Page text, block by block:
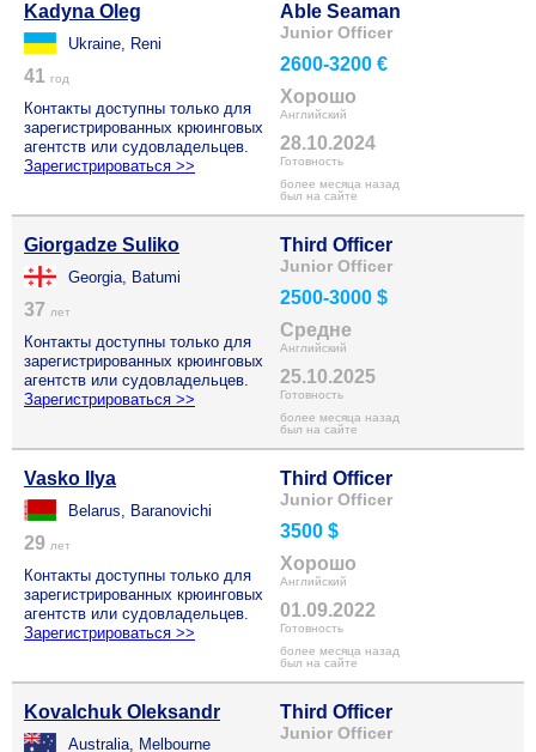
Kadyna Oleg
Ukraine, Reni
41 год
Контакты доступны только для
зарегистрированных крюинговых
агентств или судовладельцев.
Зарегистрироваться >>
Able Seaman
Junior Officer
2600-3200 €
Хорошо
Английский
28.10.2024
Готовность
более месяца назад
был на сайте
Giorgadze Suliko
Georgia, Batumi
37 лет
Контакты доступны только для
зарегистрированных крюинговых
агентств или судовладельцев.
Зарегистрироваться >>
Third Officer
Junior Officer
2500-3000 $
Средне
Английский
25.10.2025
Готовность
более месяца назад
был на сайте
Vasko Ilya
Belarus, Baranovichi
29 лет
Контакты доступны только для
зарегистрированных крюинговых
агентств или судовладельцев.
Зарегистрироваться >>
Third Officer
Junior Officer
3500 $
Хорошо
Английский
01.09.2022
Готовность
более месяца назад
был на сайте
Kovalchuk Oleksandr
Australia, Melbourne
Third Officer
Junior Officer